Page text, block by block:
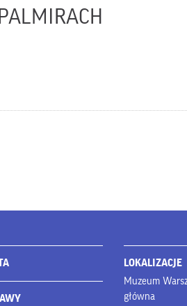
LOKALIZACJE
Muzeum
główna